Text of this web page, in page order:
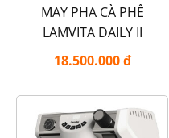
MAY PHA CÀ PHÊ
LAMVITA DAILY II
18.500.000 đ